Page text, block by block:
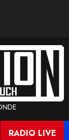
RADIO LIVE